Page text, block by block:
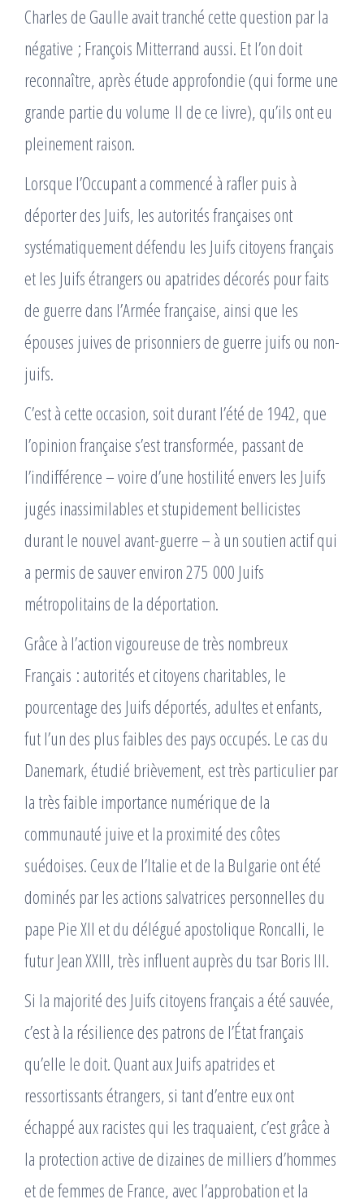
Charles de Gaulle avait tranché cette question par la
négative ; François Mitterrand aussi. Et l’on doit
reconnaître, après étude approfondie (qui forme une
grande partie du volume II de ce livre), qu’ils ont eu
pleinement raison.
Lorsque l’Occupant a commencé à rafler puis à
déporter des Juifs, les autorités françaises ont
systématiquement défendu les Juifs citoyens français
et les Juifs étrangers ou apatrides décorés pour faits
de guerre dans l’Armée française, ainsi que les
épouses juives de prisonniers de guerre juifs ou non-
juifs.
C’est à cette occasion, soit durant l’été de 1942, que
l’opinion française s’est transformée, passant de
l’indifférence – voire d’une hostilité envers les Juifs
jugés inassimilables et stupidement bellicistes
durant le nouvel avant-guerre – à un soutien actif qui
a permis de sauver environ 275 000 Juifs
métropolitains de la déportation.
Grâce à l’action vigoureuse de très nombreux
Français : autorités et citoyens charitables, le
pourcentage des Juifs déportés, adultes et enfants,
fut l’un des plus faibles des pays occupés. Le cas du
Danemark, étudié brièvement, est très particulier par
la très faible importance numérique de la
communauté juive et la proximité des côtes
suédoises. Ceux de l’Italie et de la Bulgarie ont été
dominés par les actions salvatrices personnelles du
pape Pie XII et du délégué apostolique Roncalli, le
futur Jean XXIII, très influent auprès du tsar Boris III.
Si la majorité des Juifs citoyens français a été sauvée,
c’est à la résilience des patrons de l’État français
qu’elle le doit. Quant aux Juifs apatrides et
ressortissants étrangers, si tant d’entre eux ont
échappé aux racistes qui les traquaient, c’est grâce à
la protection active de dizaines de milliers d’hommes
et de femmes de France, avec l’approbation et la